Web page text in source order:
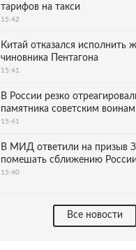
тарифов на такси
15:42
Китай отказался исполнить
чиновника Пентагона
15:41
В России резко
памятника советским
15:41
В МИД ответили на призыв
помешать сближению
15:40
Все новости